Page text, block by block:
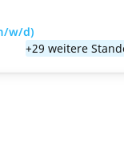
w/d)
+29 weitere